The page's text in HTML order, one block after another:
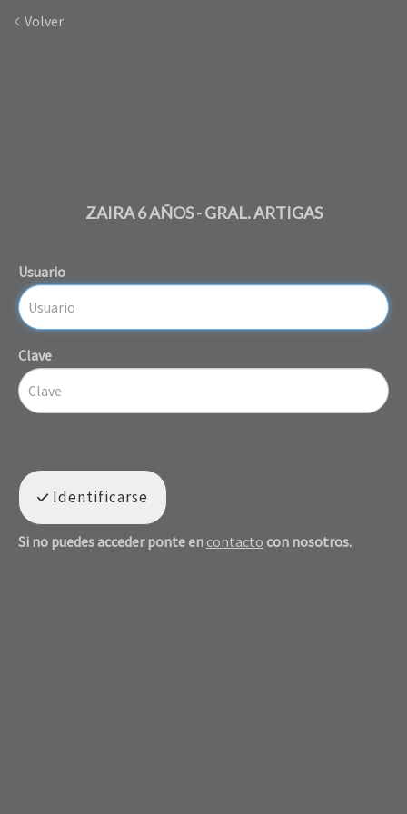
Volver
ZAIRA 6 AÑOS - GRAL. ARTIGAS
Usuario
Clave
Identificarse
Si no puedes acceder ponte en contacto con nosotros.